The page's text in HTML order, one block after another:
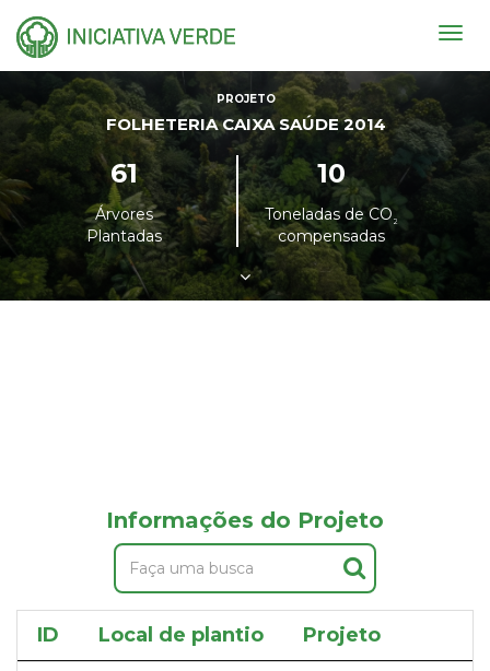
PROJETO
FOLHETERIA CAIXA SAÚDE 2014
61
Árvores
Plantadas
10
Toneladas de CO²
compensadas
Informações do Projeto
ID Local de plantio Projeto